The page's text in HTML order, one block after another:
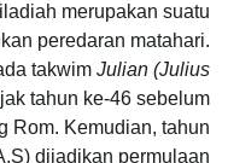
merupakan suatu
peredaran matahari.
takwim Julian (Julius
tahun ke-46 sebelum
Rom. Kemudian, tahun
dijadikan permulaan